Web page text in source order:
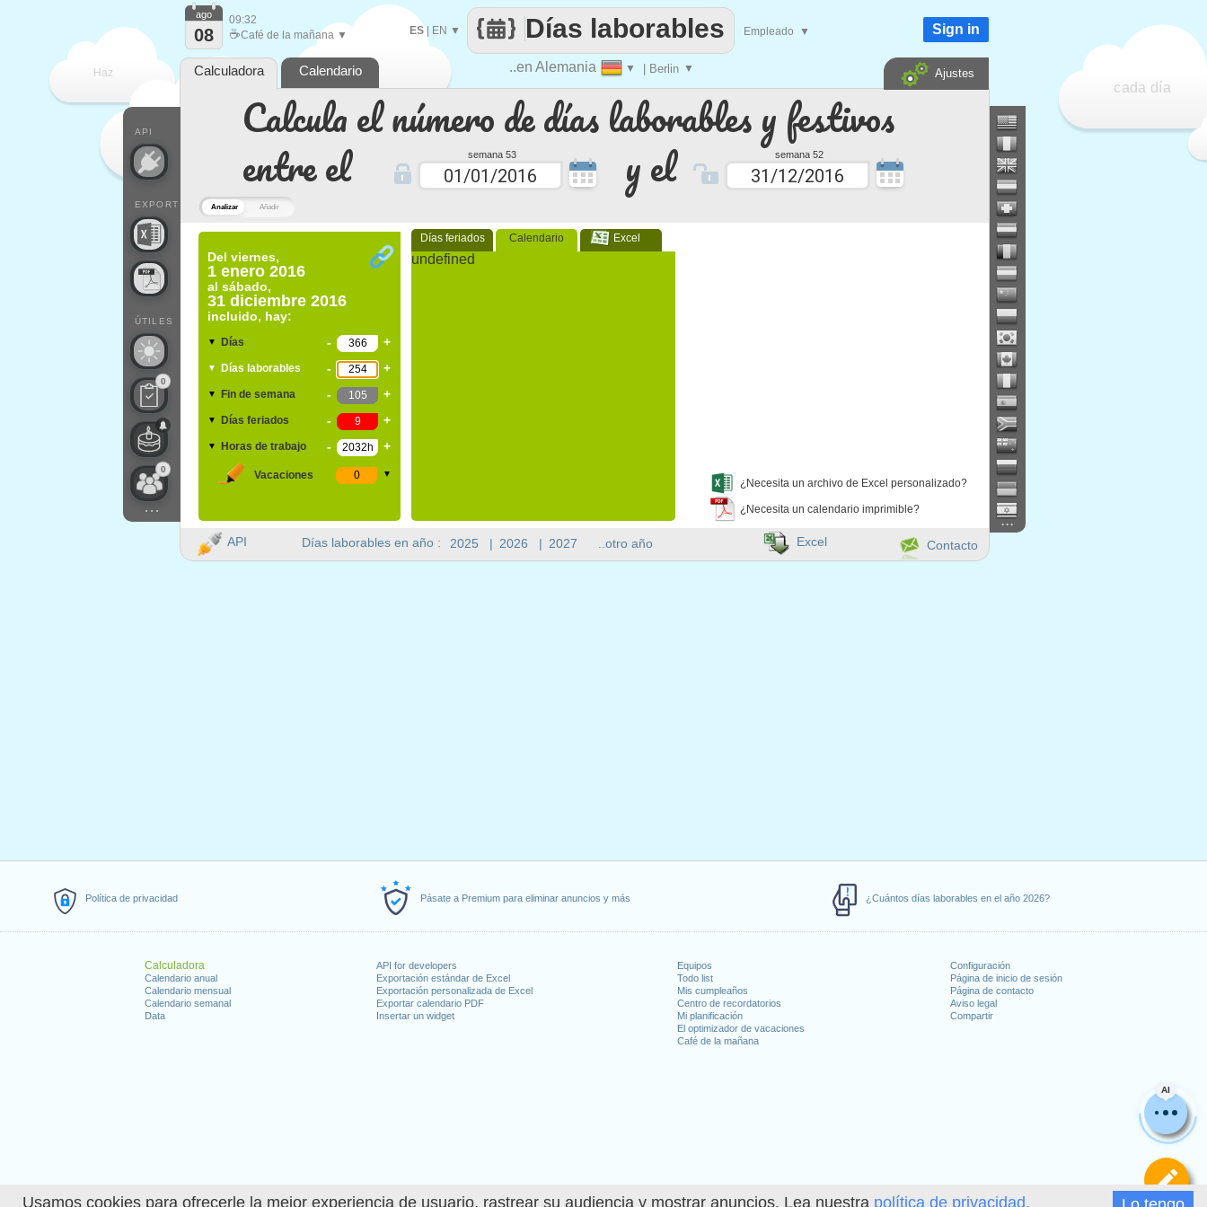
Usamos cookies para ofrecerle la mejor experiencia de usuario, rastrear su audiencia y mostrar anuncios. Lea nuestra política de privacidad.
Política de privacidad Pásate a Premium para eliminar anuncios y más ¿Cuántos días laborables en el año 2026?
Calculadora
Calendario anual
Calendario mensual
Calendario semanal
Data
API for developers
Exportación estándar de Excel
Exportación personalizada de Excel
Exportar calendario PDF
Insertar un widget
Equipos
Todo list
Mis cumpleaños
Centro de recordatorios
Mi planificación
El optimizador de vacaciones
Café de la mañana
Configuración
Página de inicio de sesión
Página de contacto
Aviso legal
Compartir
Analizar Añadir
Calcula el número de días laborables y festivos
entre el
semana 53 y el semana 52
Del viernes,
1 enero 2016
al sábado,
31 diciembre 2016
incluido, hay:
▼ Días - +
▼ Días laborables - +
▼ Fin de semana - +
▼ Días feriados - +
▼ Horas de trabajo - +
Vacaciones ▼
Días feriados Calendario Excel
undefined
¿Necesita un archivo de Excel personalizado?
¿Necesita un calendario imprimible?
AI
Haz
cada día
..en Alemania ▼ | Berlin ▼
Días laborables
ES| EN ▼ Empleado ▼
API
EXPORT
ÚTILES
0
0
...
ago
08
09:32
☕Café de la mañana ▼ Sign in
Calculadora Calendario Ajustes
Días laborables en año : 2025 | 2026 | 2027 ..otro año
...
API Contacto
Excel